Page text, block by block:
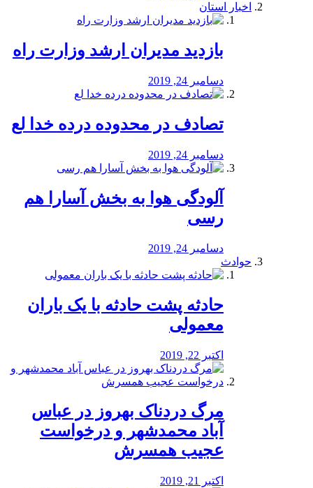
اخبار استان
بازدید مدیران ارشد وزارت راه
دسامبر 24, 2019
تصادف در محدوده درده خدا لع
دسامبر 24, 2019
آلودگی هوا به بخش آسارا هم
رسی
دسامبر 24, 2019
حوادث
️حادثه پشت حادثه با یک باران
معمولی
اکتبر 22, 2019
مرگ دردناک بهروز در عباس
آباد محمدشهر و درخواست
عجیب همسرش
اکتبر 21, 2019